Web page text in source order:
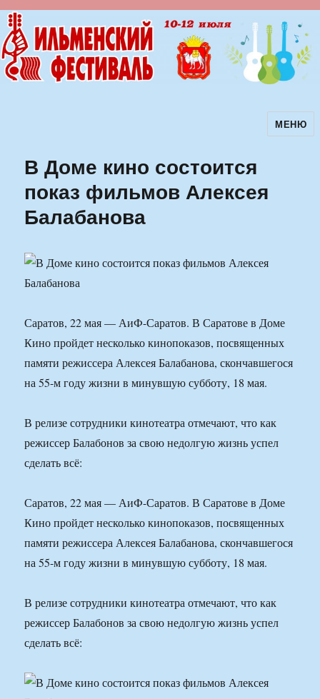
Ильменский фестиваль авторскойМЕНЮ
В Доме кино состоится
показ фильмов Алексея
Балабанова
Саратов, 22 мая — АиФ-Саратов. В Саратове в Доме
Кино пройдет несколько кинопоказов, посвященных
памяти режиссера Алексея Балабанова, скончавшегося
на 55-м году жизни в минувшую субботу, 18 мая.
В релизе сотрудники кинотеатра отмечают, что как
режиссер Балабонов за свою недолгую жизнь успел
сделать всё:
Саратов, 22 мая — АиФ-Саратов. В Саратове в Доме
Кино пройдет несколько кинопоказов, посвященных
памяти режиссера Алексея Балабанова, скончавшегося
на 55-м году жизни в минувшую субботу, 18 мая.
В релизе сотрудники кинотеатра отмечают, что как
режиссер Балабонов за свою недолгую жизнь успел
сделать всё: